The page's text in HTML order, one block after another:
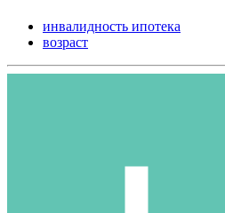
инвалидность ипотека
возраст